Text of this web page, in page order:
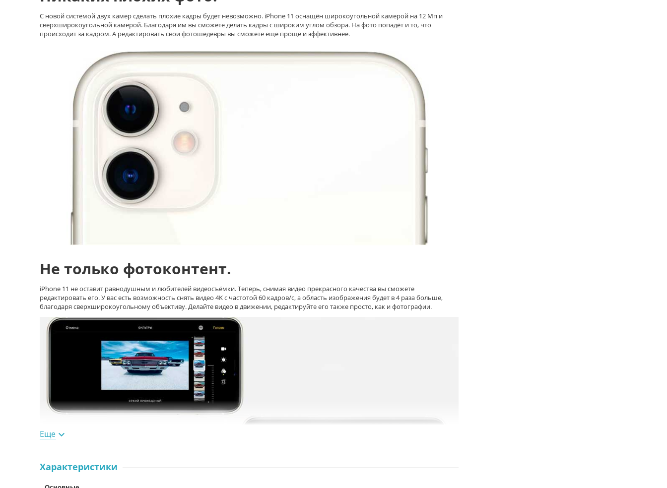
С новой системой двух камер сделать плохие кадры будет невозможно. iPhone 11 оснащён широкоугольной камерой на 12 Мп и
сверхширокоугольной камерой. Благодаря им вы сможете делать кадры с широким углом обзора. На фото попадёт и то, что
происходит за кадром. А редактировать свои фотошедевры вы сможете ещё проще и эффективнее.
Не только фотоконтент.
iPhone 11 не оставит равнодушным и любителей видеосъёмки. Теперь, снимая видео прекрасного качества вы сможете
редактировать его. У вас есть возможность снять видео 4K с частотой 60 кадров/с, а область изображения будет в 4 раза больше,
благодаря сверхширокоугольному объективу. Делайте видео в движении, редактируйте его также просто, как и фотографии.
Еще 
Характеристики